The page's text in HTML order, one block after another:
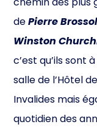
dePierre
Winston
c’est qu’ils sont
salle de l’Hôtel
Invalides mais
quotidien des